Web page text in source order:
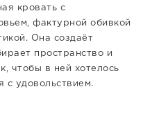
кровать с
фактурной обивкой
Она создаёт
пространство и
чтобы в ней хотелось
с удовольствием.